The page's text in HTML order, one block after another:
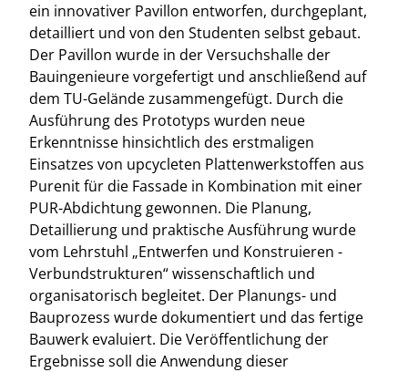
ein innovativer Pavillon entworfen, durchgeplant,
detailliert und von den Studenten selbst gebaut.
Der Pavillon wurde in der Versuchshalle der
Bauingenieure vorgefertigt und anschließend auf
dem TU-Gelände zusammengefügt. Durch die
Ausführung des Prototyps wurden neue
Erkenntnisse hinsichtlich des erstmaligen
Einsatzes von upcycleten Plattenwerkstoffen aus
Purenit für die Fassade in Kombination mit einer
PUR-Abdichtung gewonnen. Die Planung,
Detaillierung und praktische Ausführung wurde
vom Lehrstuhl „Entwerfen und Konstruieren -
Verbundstrukturen“ wissenschaftlich und
organisatorisch begleitet. Der Planungs- und
Bauprozess wurde dokumentiert und das fertige
Bauwerk evaluiert. Die Veröffentlichung der
Ergebnisse soll die Anwendung dieser